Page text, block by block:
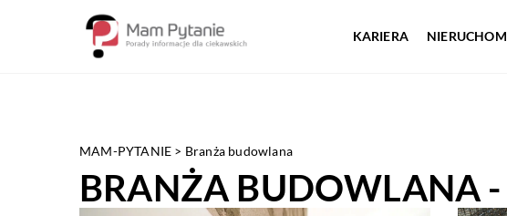
KARIERA
MAM-PYTANIE > Branża budowlana
BRANŻA BUDOWLANA